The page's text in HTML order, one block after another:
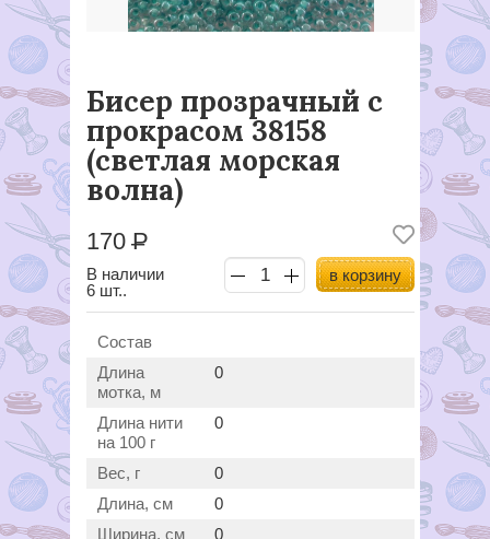
Бисер прозрачный с
прокрасом 38158
(светлая морская
волна)
170Р
В наличии
6 шт..
в корзину
Состав
Длина
мотка, м
0
Длина нити
на 100 г
0
Вес, г
0
Длина, см
0
Ширина, см
0